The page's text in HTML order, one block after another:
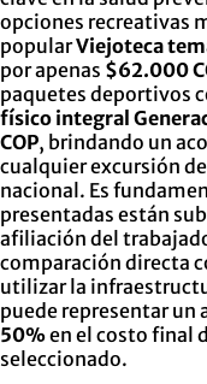
opciones recreativas
popularViejoteca
por apenas $62.000
paquetes deportivos
físico integral
COP, brindando un
cualquier excursión
nacional. Es
presentadas están
afiliación del
comparación directa
utilizar la
puede representar un
50%en el costo final
seleccionado.